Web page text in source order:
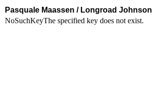
Pasquale Maassen / Longroad Johnson